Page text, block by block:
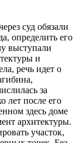
суд обязали
определить его
выступали
и
речь идет о
за
лет после его
здесь доме
архитектуры.
участок,